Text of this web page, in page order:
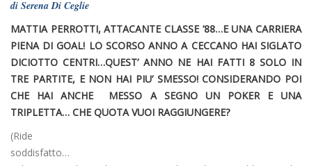
di Serena Di Ceglie
MATTIA PERROTTI, ATTACANTE CLASSE ’88…E UNA CARRIERA
PIENA DI GOAL! LO SCORSO ANNO A CECCANO HAI SIGLATO
DICIOTTO CENTRI…QUEST’ ANNO NE HAI FATTI 8 SOLO IN
TRE PARTITE, E NON HAI PIU’ SMESSO! CONSIDERANDO POI
CHE HAI ANCHE MESSO A SEGNO UN POKER E UNA
TRIPLETTA… CHE QUOTA VUOI RAGGIUNGERE?
(Ride
soddisfatto…